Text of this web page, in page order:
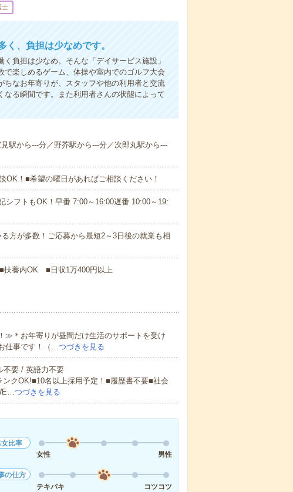
士
、負担は少なめです。
負担は少なめ。そんな「デイサービス施設」
楽しめるゲーム、体操や室内でのゴルフ大会
なお年寄りが、スタッフや他の利用者と交流
る瞬間です。また利用者さんの状態によって
駅から---分／野芥駅から---分／次郎丸駅から---
OK！■希望の曜日があればご相談ください！
シフトもOK！早番 7:00～16:00遅番 10:00～19:
方が多数！ご応募から最短2～3日後の就業も相
養内OK ■日収1万400円以上
≫＊お年寄りが昼間だけ生活のサポートを受け
仕事です！（… つづきを見る
不要 / 英語力不要
クOK!■10名以上採用予定！■履歴書不要■社会
つづきを見る
女比率
女性
男性
の仕方
テキパキ
コツコツ